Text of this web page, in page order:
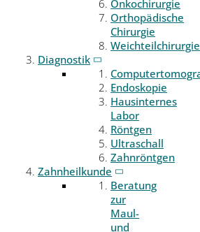
Onkochirurgie
Orthopädische
Chirurgie
Weichteilchirurgie
Diagnostik
Endoskopie
Hausinternes
Labor
Röntgen
Ultraschall
Zahnröntgen
Zahnheilkunde
Beratung
zur
Maul-
und